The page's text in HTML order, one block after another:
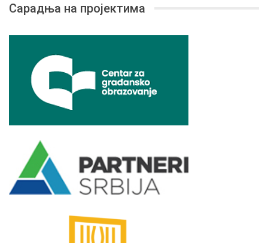
Сарадња на пројектима